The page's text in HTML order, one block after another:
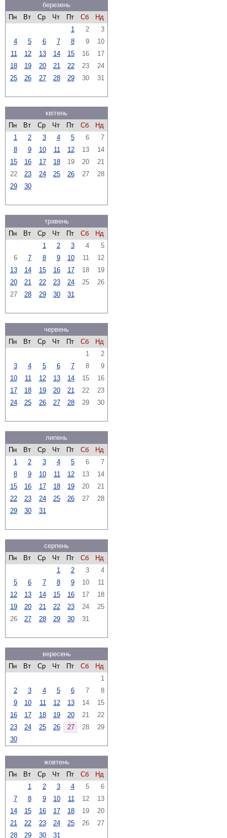
березень
Пн
Вт Ср Чт Пт Сб
Нд
1
2
3
4
5 6 7 8 9
10
11
12 13 14 15 16
17
18
19 20 21 22 23
24
25
26 27 28 29 30 31
квітень
Пн
Вт Ср Чт Пт Сб
Нд
1
2 3 4 5 6
7
8
9 10 11 12 13
14
15
16 17 18 19 20
21
22
23 24 25 26 27
28
29
30
травень
Пн
Вт Ср Чт Пт Сб
Нд
1
2 3 4
5
6
7 8 9 10 11
12
13
14 15 16 17 18
19
20
21 22 23 24 25
26
27
28 29 30 31
червень
Пн
Вт Ср Чт Пт Сб
Нд
1
2
3
4 5 6 7 8
9
10
11 12 13 14 15
16
17
18 19 20 21 22
23
24
25 26 27 28 29 30
липень
Пн
Вт Ср Чт Пт Сб
Нд
1
2 3 4 5 6
7
8
9 10 11 12 13
14
15
16 17 18 19 20
21
22
23 24 25 26 27
28
29
30 31
серпень
Пн
Вт Ср Чт Пт Сб
Нд
1
2 3
4
5
6 7 8 9 10
11
12
13 14 15 16 17
18
19
20 21 22 23 24
25
26
27 28 29 30 31
вересень
Пн
Вт Ср Чт Пт Сб
Нд
1
2
3 4 5 6 7
8
9
10 11 12 13 14
15
16
17 18 19 20 21
22
23
24 25 26 27 28
29
30
жовтень
Пн
Вт Ср Чт Пт Сб
Нд
1
2 3 4 5
6
7
8 9 10 11 12
13
14
15 16 17 18 19
20
21
22 23 24 25 26
27
28
29 30 31